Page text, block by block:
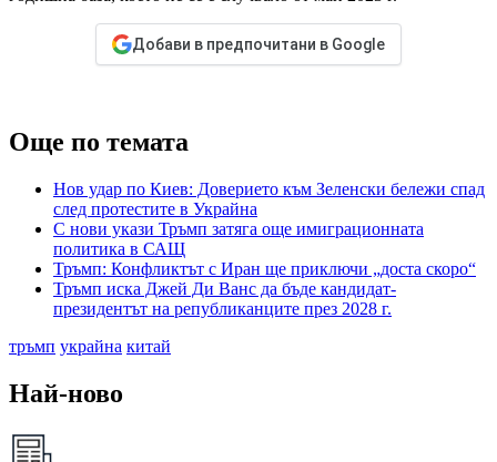
Добави в предпочитани в Google
Още по темата
Нов удар по Киев: Доверието към Зеленски бележи спад
след протестите в Украйна
С нови укази Тръмп затяга още имиграционната
политика в САЩ
Тръмп: Конфликтът с Иран ще приключи „доста скоро“
Тръмп иска Джей Ди Ванс да бъде кандидат-
президентът на републиканците през 2028 г.
тръмп украйна китай
Най-ново